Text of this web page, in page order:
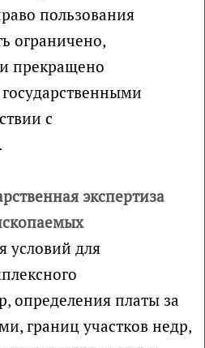
пользования
ограничено,
прекращено
с
экспертиза
условий для
определения платы за
границ участков недр,